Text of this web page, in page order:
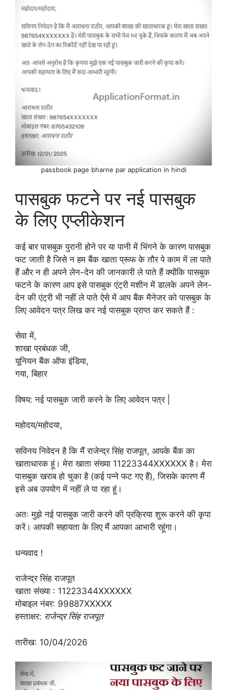
passbook page bharne par application in hindi
पासबुक फटने पर नई पासबुक
के लिए एप्लीकेशन
कई बार पासबुक पुरानी होने पर या पानी में भिंगने के कारण पासबुक
फट जाती है जिसे न हम बैंक खाता प्रूफ के तौर पे काम में ला पाते
हैं और न ही अपने लेन-देन की जानकारी ले पाते हैं क्योंकि पासबुक
फटने के कारण आप इसे पासबुक एंट्री मशीन में डालके अपने लेन-
देन की एंट्री भी नहीं ले पाते ऐसे में आप बैंक मैनेजर को पासबुक के
लिए आवेदन पत्र लिख कर नई पासबुक प्राप्त कर सकते हैं :
सेवा में,
शाखा प्रबंधक जी,
यूनियन बैंक ऑफ इंडिया,
गया, बिहार
विषय: नई पासबुक जारी करने के लिए आवेदन पत्र |
महोदय/महोदया,
सविनय निवेदन है कि मैं राजेन्द्र सिंह राजपूत, आपके बैंक का
खाताधारक हूं। मेरा खाता संख्या 11223344XXXXXX है। मेरा
पासबुक खराब हो चुका है (कई पन्ने फट गए हैं), जिसके कारण मैं
इसे अब उपयोग में नहीं ले पा रहा हूं।
अतः मुझे नई पासबुक जारी करने की प्रक्रिया शुरू करने की कृपा
करें। आपकी सहायता के लिए मैं आपका आभारी रहूंगा।
धन्यवाद !
राजेन्द्र सिंह राजपूत
खाता संख्या : 11223344XXXXXX
मोबाइल नंबर: 99887XXXXX
हस्ताक्षर: राजेन्द्र सिंह राजपूत
तारीख: 10/04/2026